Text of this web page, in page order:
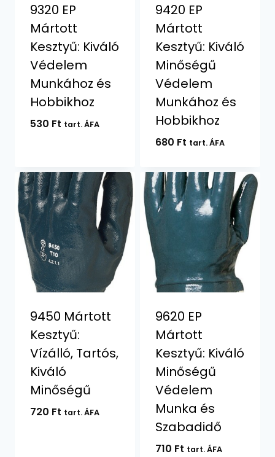
9320 EP
Mártott
Kesztyű: Kiváló
Védelem
Munkához és
Hobbikhoz
530 Ft tart. ÁFA
9420 EP
Mártott
Kesztyű: Kiváló
Minőségű
Védelem
Munkához és
Hobbikhoz
680 Ft tart. ÁFA
9450 Mártott
Kesztyű:
Vízálló, Tartós,
Kiváló
Minőségű
720 Ft tart. ÁFA
9620 EP
Mártott
Kesztyű: Kiváló
Minőségű
Védelem
Munka és
Szabadidő
710 Ft tart. ÁFA